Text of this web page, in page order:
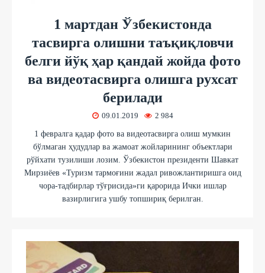
1 мартдан Ўзбекистонда
тасвирга олишни таъқиқловчи
белги йўқ ҳар қандай жойда фото
ва видеотасвирга олишга рухсат
берилади
09.01.2019 2 984
1 февралга қадар фото ва видеотасвирга олиш мумкин
бўлмаган ҳудудлар ва жамоат жойларининг объектлари
рўйхати тузилиши лозим. Ўзбекистон президенти Шавкат
Мирзиёев «Туризм тармоғини жадал ривожлантиришга оид
чора-тадбирлар тўғрисида»ги қарорида Ички ишлар
вазирлигига ушбу топшириқ берилган.